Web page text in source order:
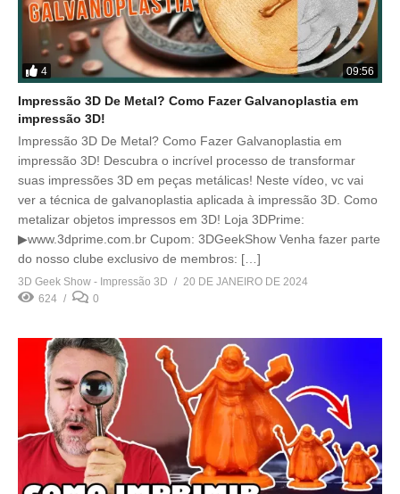
4 09:56
Impressão 3D De Metal? Como Fazer Galvanoplastia em
impressão 3D!
Impressão 3D De Metal? Como Fazer Galvanoplastia em
impressão 3D! Descubra o incrível processo de transformar
suas impressões 3D em peças metálicas! Neste vídeo, vc vai
ver a técnica de galvanoplastia aplicada à impressão 3D. Como
metalizar objetos impressos em 3D! Loja 3DPrime:
▶www.3dprime.com.br Cupom: 3DGeekShow Venha fazer parte
do nosso clube exclusivo de membros: […]
3D Geek Show - Impressão 3D
20 DE JANEIRO DE 2024
624
0